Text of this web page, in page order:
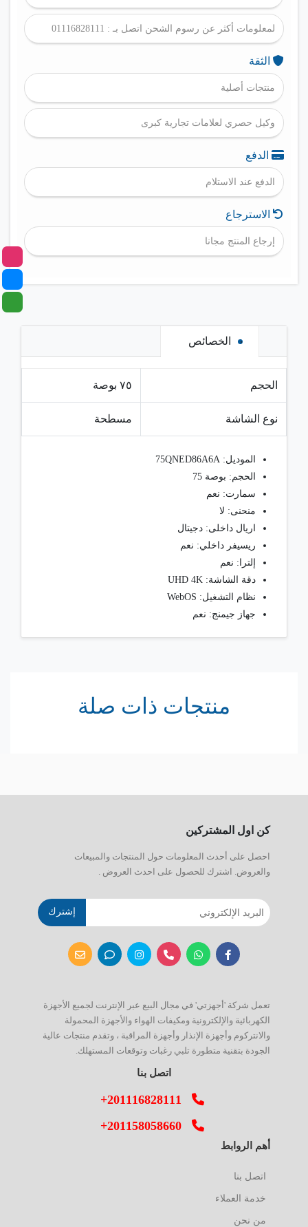
لمعلومات أكثر عن رسوم الشحن اتصل بـ : 01116828111
الثقة
منتجات أصلية
وكيل حصري لعلامات تجارية كبرى
الدفع
الدفع عند الاستلام
الاسترجاع
إرجاع المنتج مجانا
الخصائص
الحجم ٧٥ بوصة
نوع الشاشة مسطحة
الموديل: 75QNED86A6A
الحجم: بوصة 75
سمارت: نعم
منحنى: لا
اريال داخلى: دجيتال
ريسيفر داخلي: نعم
إلترا: نعم
دقة الشاشة: UHD 4K
نظام التشغيل: WebOS
جهاز جيمنج: نعم
منتجات ذات صلة
كن اول المشتركين
احصل على أحدث المعلومات حول المنتجات والمبيعات
والعروض. اشترك للحصول على احدث العروض .
إشترك
تعمل شركة 'أجهزتي' في مجال البيع عبر الإنترنت لجميع الأجهزة
الكهربائية والإلكترونية ومكيفات الهواء والأجهزة المحمولة
والانتركوم وأجهزة الإنذار وأجهزة المراقبة ، وتقدم منتجات عالية
الجودة بتقنية متطورة تلبي رغبات وتوقعات المستهلك.
اتصل بنا
+201116828111
+201158058660
أهم الروابط
اتصل بنا
خدمة العملاء
من نحن